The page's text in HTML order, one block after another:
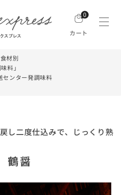
0
カート
食材別
料」
センター発調味料
し二度仕込みで、じっくり熟
鶴醤